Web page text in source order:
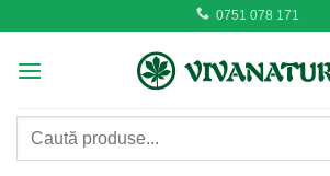
content
0751 078 171
Caută